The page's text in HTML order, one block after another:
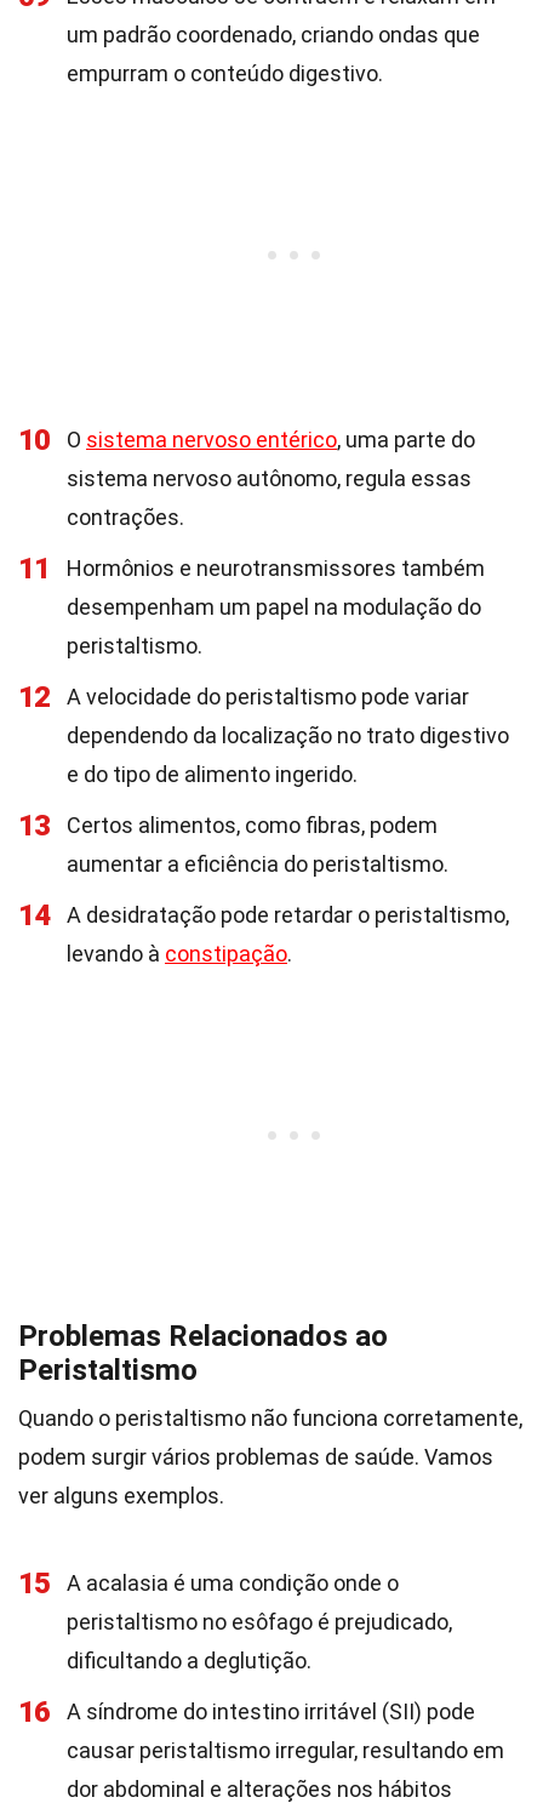
um padrão coordenado, criando ondas que
empurram o conteúdo digestivo.
10 O sistema nervoso entérico, uma parte do
sistema nervoso autônomo, regula essas
contrações.
11
Hormônios e neurotransmissores também
desempenham um papel na modulação do
peristaltismo.
12
A velocidade do peristaltismo pode variar
dependendo da localização no trato digestivo
e do tipo de alimento ingerido.
13
Certos alimentos, como fibras, podem
aumentar a eficiência do peristaltismo.
14
A desidratação pode retardar o peristaltismo,
levando à constipação.
Problemas Relacionados ao
Peristaltismo
Quando o peristaltismo não funciona corretamente,
podem surgir vários problemas de saúde. Vamos
ver alguns exemplos.
15
A acalasia é uma condição onde o
peristaltismo no esôfago é prejudicado,
dificultando a deglutição.
16
A síndrome do intestino irritável (SII) pode
causar peristaltismo irregular, resultando em
dor abdominal e alterações nos hábitos